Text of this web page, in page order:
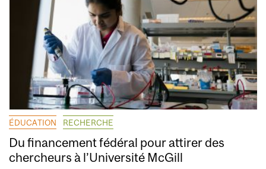
ÉDUCATION RECHERCHE
Du financement fédéral pour attirer des
chercheurs à l’Université McGill